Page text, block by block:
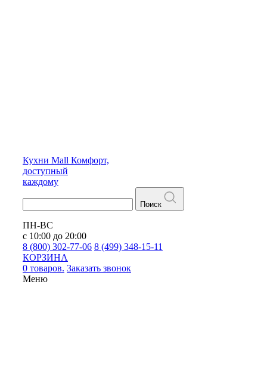
Кухни Mall Комфорт,
доступный
каждому
Поиск
ПН-ВС
с 10:00 до 20:00
8 (800) 302-77-06 8 (499) 348-15-11
КОРЗИНА
0 товаров. Заказать звонок
Меню